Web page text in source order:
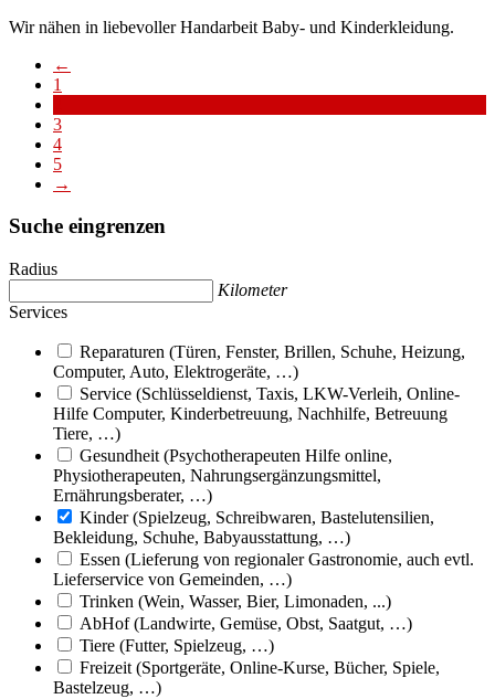
Wir nähen in liebevoller Handarbeit Baby- und Kinderkleidung.
←
1
3
4
5
→
Suche eingrenzen
Radius
Kilometer
Services
Reparaturen (Türen, Fenster, Brillen, Schuhe, Heizung,
Computer, Auto, Elektrogeräte, …)
Service (Schlüsseldienst, Taxis, LKW-Verleih, Online-
Hilfe Computer, Kinderbetreuung, Nachhilfe, Betreuung
Tiere, …)
Gesundheit (Psychotherapeuten Hilfe online,
Physiotherapeuten, Nahrungsergänzungsmittel,
Ernährungsberater, …)
Kinder (Spielzeug, Schreibwaren, Bastelutensilien,
Bekleidung, Schuhe, Babyausstattung, …)
Essen (Lieferung von regionaler Gastronomie, auch evtl.
Lieferservice von Gemeinden, …)
Trinken (Wein, Wasser, Bier, Limonaden, ...)
AbHof (Landwirte, Gemüse, Obst, Saatgut, …)
Tiere (Futter, Spielzeug, …)
Freizeit (Sportgeräte, Online-Kurse, Bücher, Spiele,
Bastelzeug, …)